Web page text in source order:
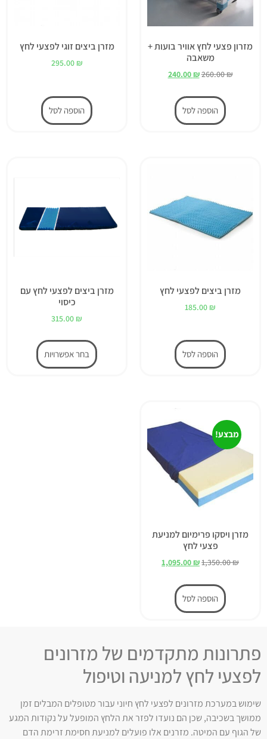
מזרון פצעי לחץ אוויר בועות +
משאבה
260.00₪
240.00₪
הוספה לסל
מזרן ביצים זוגי לפצעי לחץ
295.00 ₪
הוספה לסל
מזרן ביצים לפצעי לחץ
185.00 ₪
הוספה לסל
מזרן ביצים לפצעי לחץ עם
כיסוי
315.00 ₪
בחר אפשרויות
מבצע!
מזרן ויסקו פרימיום למניעת
פצעי לחץ
1,350.00₪
1,095.00₪
הוספה לסל
פתרונות מתקדמים של מזרונים
לפצעי לחץ למניעה וטיפול
שימוש במערכת מזרונים לפצעי לחץ חיוני עבור מטופלים המבלים זמן
ממושך בשכיבה, שכן הם נועדו לפזר את הלחץ המופעל על נקודות המגע
של הגוף עם המיטה. מזרנים אלו פועלים למניעת חסימת זרימת הדם